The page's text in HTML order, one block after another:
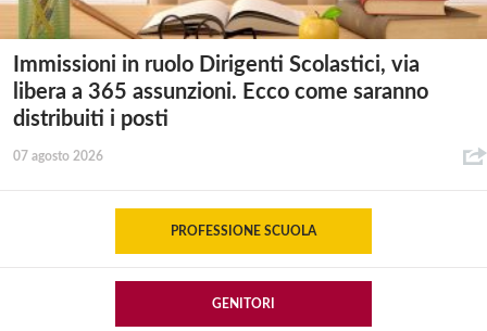
Immissioni in ruolo Dirigenti Scolastici, via
libera a 365 assunzioni. Ecco come saranno
distribuiti i posti
07 agosto 2026
PROFESSIONE SCUOLA
GENITORI